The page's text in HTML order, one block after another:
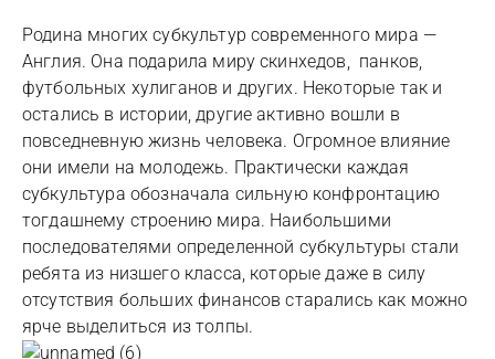
Родина многих субкультур современного мира —
Англия. Она подарила миру скинхедов, панков,
футбольных хулиганов и других. Некоторые так и
остались в истории, другие активно вошли в
повседневную жизнь человека. Огромное влияние
они имели на молодежь. Практически каждая
субкультура обозначала сильную конфронтацию
тогдашнему строению мира. Наибольшими
последователями определенной субкультуры стали
ребята из низшего класса, которые даже в силу
отсутствия больших финансов старались как можно
ярче выделиться из толпы.